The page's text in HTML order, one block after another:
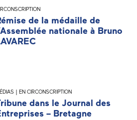
de la médaille de
nationale à Bruno
| EN CIRCONSCRIPTION
dans le Journal des
– Bretagne